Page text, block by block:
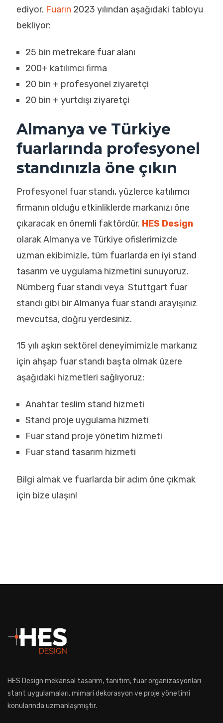
ediyor. Fuarın 2023 yılından aşağıdaki tabloyu
bekliyor:
25 bin metrekare fuar alanı
200+ katılımcı firma
20 bin + profesyonel ziyaretçi
20 bin + yurtdışı ziyaretçi
Almanya ve Türkiye
fuarlarında profesyonel
standınızla öne çıkın
Profesyonel fuar standı, yüzlerce katılımcı
firmanın olduğu etkinliklerde markanızı öne
çıkaracak en önemli faktördür. HES Design
olarak Almanya ve Türkiye ofislerimizde
uzman ekibimizle, tüm fuarlarda en iyi stand
tasarım ve uygulama hizmetini sunuyoruz.
Nürnberg fuar standı veya Stuttgart fuar
standı gibi bir Almanya fuar standı arayışınız
mevcutsa, doğru yerdesiniz.
15 yılı aşkın sektörel deneyimimizle markanız
için ahşap fuar standı başta olmak üzere
aşağıdaki hizmetleri sağlıyoruz:
Anahtar teslim stand hizmeti
Stand proje uygulama hizmeti
Fuar stand proje yönetim hizmeti
Fuar stand tasarım hizmeti
Bilgi almak ve fuarlarda bir adım öne çıkmak
için bize ulaşın!
HES Design mekansal tasarım, tanıtım, fuar organizasyonları
stant uygulamaları, mimari dekorasyon ve proje yönetimi
konularında uzmanlaşmıştır.